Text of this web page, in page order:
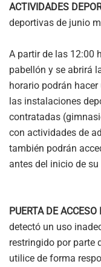
ACTIVIDADES
deportivas de junio
A partir de las 12:00
pabellón y se abrirá
horario podrán
las instalaciones
contratadas
con actividades de
también podrán
antes del inicio de
PUERTA DE
detectó un uso
restringido por parte
utilice de forma